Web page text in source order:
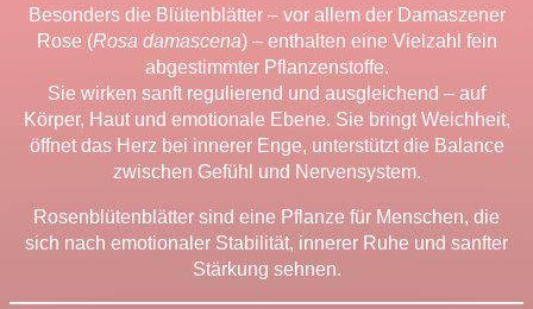
Besonders die Blütenblätter – vor allem der Damaszener
Rose (Rosa damascena) – enthalten eine Vielzahl fein
abgestimmter Pflanzenstoffe.
Sie wirken sanft regulierend und ausgleichend – auf
Körper, Haut und emotionale Ebene. Sie bringt Weichheit,
öffnet das Herz bei innerer Enge, unterstützt die Balance
zwischen Gefühl und Nervensystem.
Rosenblütenblätter sind eine Pflanze für Menschen, die
sich nach emotionaler Stabilität, innerer Ruhe und sanfter
Stärkung sehnen.